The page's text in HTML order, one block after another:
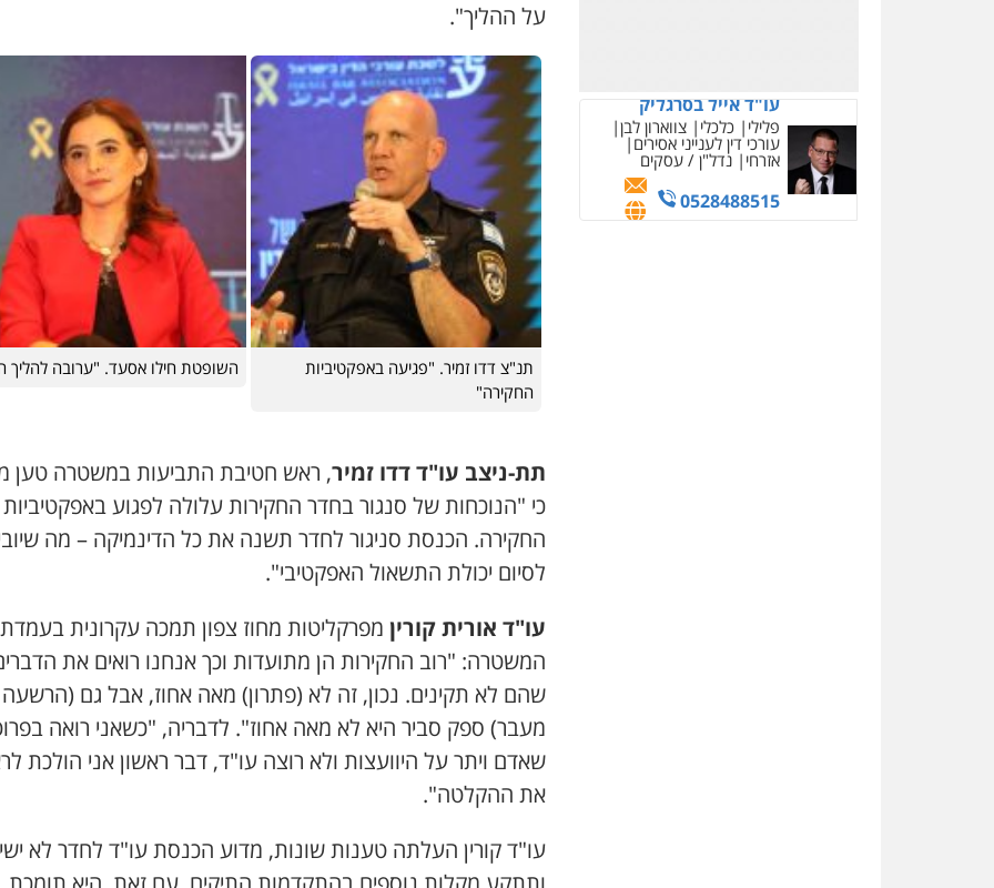
עו"ד אייל בסרגליק
פלילי כלכלי צווארון לבן
עורכי דין לענייני אסירים
אזרחי נדל"ן / עסקים
0528488515
על ההליך".
תנ"צ דדו זמיר. "פגיעה באפקטיביות
החקירה"
השופטת חילו אסעד. "ערובה להליך
תת-ניצב עו"ד דדו זמיר, ראש חטיבת התביעות במשטרה טען
כי "הנוכחות של סנגור בחדר החקירות עלולה לפגוע באפקטיביות
החקירה. הכנסת סניגור לחדר תשנה את כל הדינמיקה – מה
לסיום יכולת התשאול האפקטיבי".
עו"ד אורית קורין מפרקליטות מחוז צפון תמכה עקרונית בעמדת
המשטרה: "רוב החקירות הן מתועדות וכך אנחנו רואים את
שהם לא תקינים. נכון, זה לא (פתרון) מאה אחוז, אבל גם (הרשעה
מעבר) ספק סביר היא לא מאה אחוז". לדבריה, "כשאני רואה
שאדם ויתר על היוועצות ולא רוצה עו"ד, דבר ראשון אני הולכת
את ההקלטה".
עו"ד קורין העלתה טענות שונות, מדוע הכנסת עו"ד לחדר לא